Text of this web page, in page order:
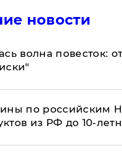
новости
волна повесток:
по российским
из РФ до 10-